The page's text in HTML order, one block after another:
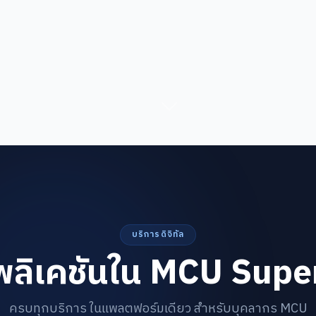
บริการดิจิทัล
เคชันใน MCU
ครบทุกบริการ ในแพลตฟอร์มเดียว สำหรับบุคลากร MCU